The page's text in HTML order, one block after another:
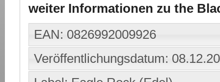
weiter Informationen zu the
EAN: 0826992009926
Veröffentlichungsdatum: